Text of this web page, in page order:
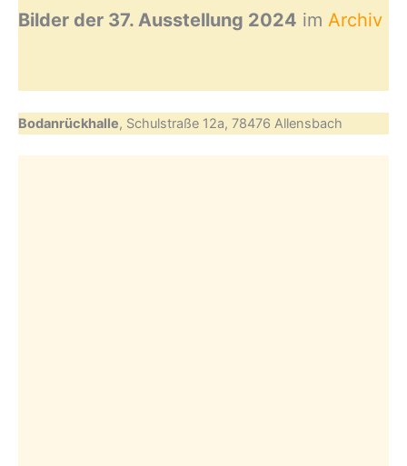
Bilder der 37. Ausstellung 2024 im Archiv
Bodanrückhalle, Schulstraße 12a, 78476 Allensbach